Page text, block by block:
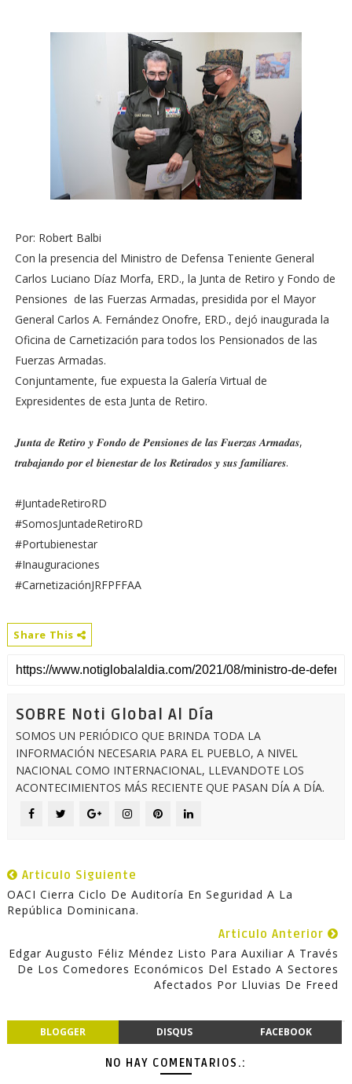
Por: Robert Balbi
Con la presencia del Ministro de Defensa Teniente General
Carlos Luciano Díaz Morfa, ERD., la Junta de Retiro y Fondo de
Pensiones de las Fuerzas Armadas, presidida por el Mayor
General Carlos A. Fernández Onofre, ERD., dejó inaugurada la
Oficina de Carnetización para todos los Pensionados de las
Fuerzas Armadas.
Conjuntamente, fue expuesta la Galería Virtual de
Expresidentes de esta Junta de Retiro.
𝑱𝒖𝒏𝒕𝒂 𝒅𝒆 𝑹𝒆𝒕𝒊𝒓𝒐 𝒚 𝑭𝒐𝒏𝒅𝒐 𝒅𝒆 𝑷𝒆𝒏𝒔𝒊𝒐𝒏𝒆𝒔 𝒅𝒆 𝒍𝒂𝒔 𝑭𝒖𝒆𝒓𝒛𝒂𝒔 𝑨𝒓𝒎𝒂𝒅𝒂𝒔,
𝒕𝒓𝒂𝒃𝒂𝒋𝒂𝒏𝒅𝒐 𝒑𝒐𝒓 𝒆𝒍 𝒃𝒊𝒆𝒏𝒆𝒔𝒕𝒂𝒓 𝒅𝒆 𝒍𝒐𝒔 𝑹𝒆𝒕𝒊𝒓𝒂𝒅𝒐𝒔 𝒚 𝒔𝒖𝒔 𝒇𝒂𝒎𝒊𝒍𝒊𝒂𝒓𝒆𝒔.
#JuntadeRetiroRD
#SomosJuntadeRetiroRD
#Portubienestar
#Inauguraciones
#CarnetizaciónJRFPFFAA
Share This
SOBRE Noti Global Al Día
SOMOS UN PERIÓDICO QUE BRINDA TODA LA
INFORMACIÓN NECESARIA PARA EL PUEBLO, A NIVEL
NACIONAL COMO INTERNACIONAL, LLEVANDOTE LOS
ACONTECIMIENTOS MÁS RECIENTE QUE PASAN DÍA A DÍA.
Articulo Siguiente
OACI Cierra Ciclo De Auditoría En Seguridad A La
República Dominicana.
Articulo Anterior
Edgar Augusto Féliz Méndez Listo Para Auxiliar A Través
De Los Comedores Económicos Del Estado A Sectores
Afectados Por Lluvias De Freed
BLOGGER DISQUS FACEBOOK
NO HAY COMENTARIOS.: